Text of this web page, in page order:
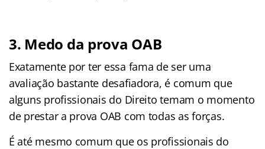
3. Medo da prova OAB
Exatamente por ter essa fama de ser uma
avaliação bastante desafiadora, é comum que
alguns profissionais do Direito temam o momento
de prestar a prova OAB com todas as forças.
É até mesmo comum que os profissionais do